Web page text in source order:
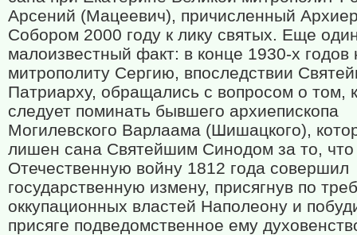
Арсений (Мацеевич), причисленный
Собором 2000 году к лику святых. Еще
малоизвестный факт: в конце 1930-х годов
митрополиту Сергию, впоследствии
Патриарху, обращались с вопросом о том,
следует поминать бывшего архиепископа
Могилевского Варлаама (Шишацкого),
лишен сана Святейшим Синодом за то, что
Отечественную войну 1812 года совершил
государственную измену, присягнув по
оккупационных властей Наполеону и
присяге подведомственное ему